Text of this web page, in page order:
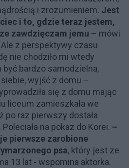
i zrozumieniem. Jest
i to, gdzie teraz jestem,
zawdzięczam jemu – mówi
Ale z perspektywy czasu
nie chodziło mi wtedy
być bardzo samodzielna,
wyjść z domu –
się z domu mając
liceum zamieszkała we
po raz pierwszy dostała
na pokaz do Korei. –
pierwsze zarobione
psa, który jest ze
13 lat - wspomina aktorka.